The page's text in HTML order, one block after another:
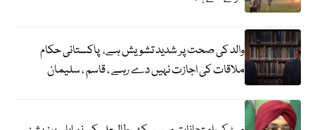
والد کی صحت پر شدید تشویش ہے، پاکستانی حکام
ملاقات کی اجازت نہیں دے رہے ، قاسم ، سلیمان